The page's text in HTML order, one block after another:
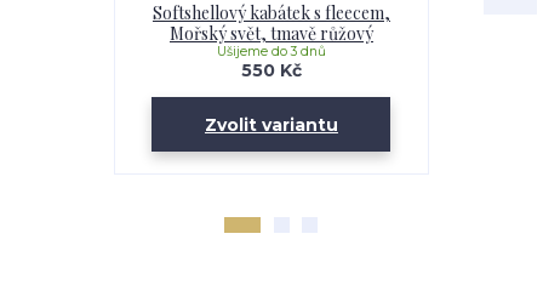
Softshellový kabátek s fleecem,
Mořský svět, tmavě růžový
550 Kč
Ušijeme do 3 dnů
Zvolit variantu